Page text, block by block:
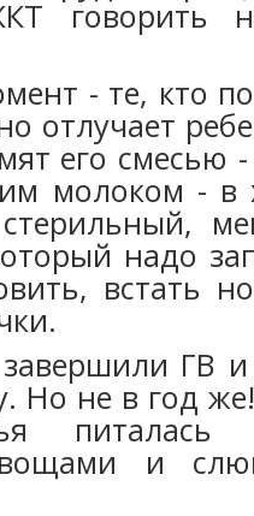
говорить
- те, кто
отлучает
его смесью
молоком - в
надо
встать
ГВ и
Но не в год
и